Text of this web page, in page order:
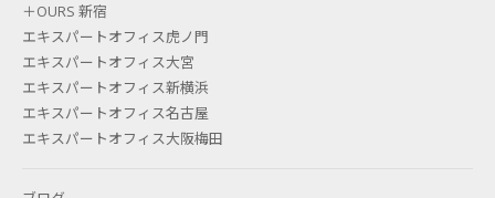
＋OURS 新宿
エキスパートオフィス虎ノ門
エキスパートオフィス大宮
エキスパートオフィス新横浜
エキスパートオフィス名古屋
エキスパートオフィス大阪梅田